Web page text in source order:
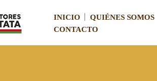
INICIO QUIÉNES SOMOS
CONTACTO